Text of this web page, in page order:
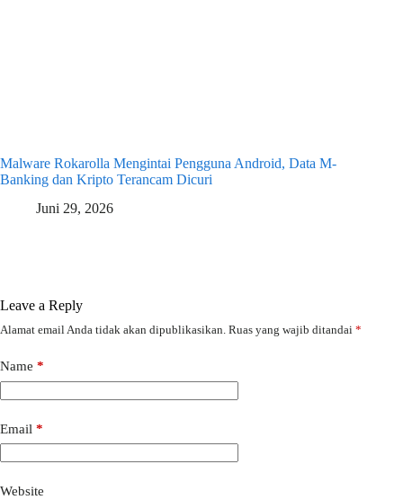
Malware Rokarolla Mengintai Pengguna Android, Data M-
Banking dan Kripto Terancam Dicuri
Juni 29, 2026
Leave a Reply
Alamat email Anda tidak akan dipublikasikan. Ruas yang wajib ditandai *
Name *
Email *
Website